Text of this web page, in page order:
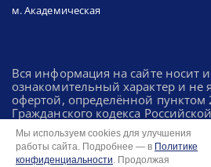
м. Академическая
Вся информация на сайте носит
ознакомительный характер и не
офертой, определённой пунктом
Гражданского кодекса
Политика конфиденциальности
Разработка: Integrator.digital
Мы используем cookies для улучшения
работы сайта. Подробнее — в Политике
конфиденциальности. Продолжая